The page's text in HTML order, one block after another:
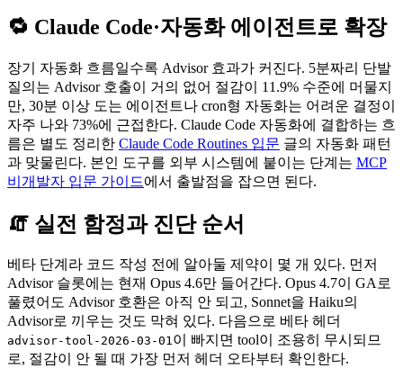
🔁 Claude Code·자동화 에이전트로 확장
장기 자동화 흐름일수록 Advisor 효과가 커진다. 5분짜리 단발
질의는 Advisor 호출이 거의 없어 절감이 11.9% 수준에 머물지
만, 30분 이상 도는 에이전트나 cron형 자동화는 어려운 결정이
자주 나와 73%에 근접한다. Claude Code 자동화에 결합하는 흐
름은 별도 정리한 Claude Code Routines 입문 글의 자동화 패턴
과 맞물린다. 본인 도구를 외부 시스템에 붙이는 단계는 MCP
비개발자 입문 가이드에서 출발점을 잡으면 된다.
🧯 실전 함정과 진단 순서
베타 단계라 코드 작성 전에 알아둘 제약이 몇 개 있다. 먼저
Advisor 슬롯에는 현재 Opus 4.6만 들어간다. Opus 4.7이 GA로
풀렸어도 Advisor 호환은 아직 안 되고, Sonnet을 Haiku의
Advisor로 끼우는 것도 막혀 있다. 다음으로 베타 헤더
advisor-tool-2026-03-01이 빠지면 tool이 조용히 무시되므
로, 절감이 안 될 때 가장 먼저 헤더 오타부터 확인한다.